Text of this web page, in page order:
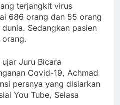
terjangkit virus
686 orang dan 55 orang
Sedangkan pasien
Juru Bicara
Covid-19, Achmad
persnya yang disiarkan
You Tube, Selasa